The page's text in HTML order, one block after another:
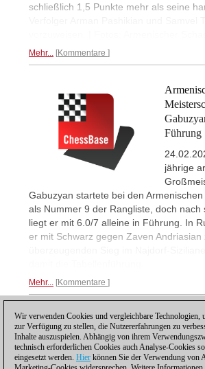
schließlich 1,5 Punkte mehr als seine
Mehr... Kommentare
Führung
jährige
Gabuzyan startete bei den
als Nummer 9 der Rangliste, doch nach
liegt er mit 6.0/7 alleine in Führung. In
er mit Schwarz gegen Zaven Andriasian
Mehr... Kommentare
1
Wir verwenden Cookies und vergleichbare Technologien,
zur Verfügung zu stellen, die Nutzererfahrungen zu
Inhalte auszuspielen. Abhängig von ihrem
technisch erforderlichen Cookies auch Analyse-Cookies
eingesetzt werden. Hier können Sie der Verwendung von